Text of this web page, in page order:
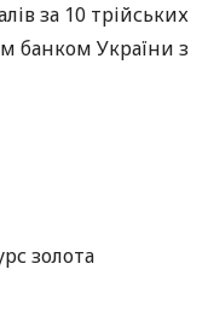
за 10 трiйських
банком України з
золота